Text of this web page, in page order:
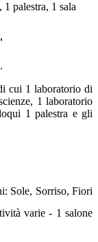
palestra, 1 sala
cui 1 laboratorio di
1 laboratorio
1 palestra e gli
Sole, Sorriso, Fiori
varie - 1 salone